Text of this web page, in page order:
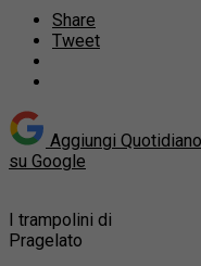
Share
Tweet
Aggiungi
su Google
I trampolini di
Pragelato